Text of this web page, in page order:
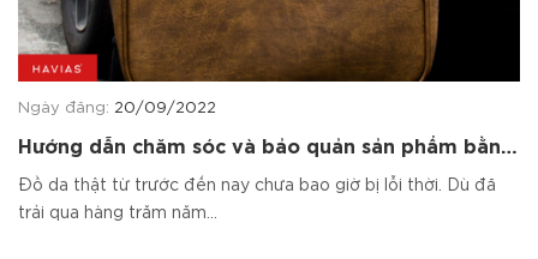
Ngày đăng: 20/09/2022
Hướng dẫn chăm sóc và bảo quản sản phẩm bằng
da
Đồ da thật từ trước đến nay chưa bao giờ bị lỗi thời. Dù đã
trải qua hàng trăm năm...